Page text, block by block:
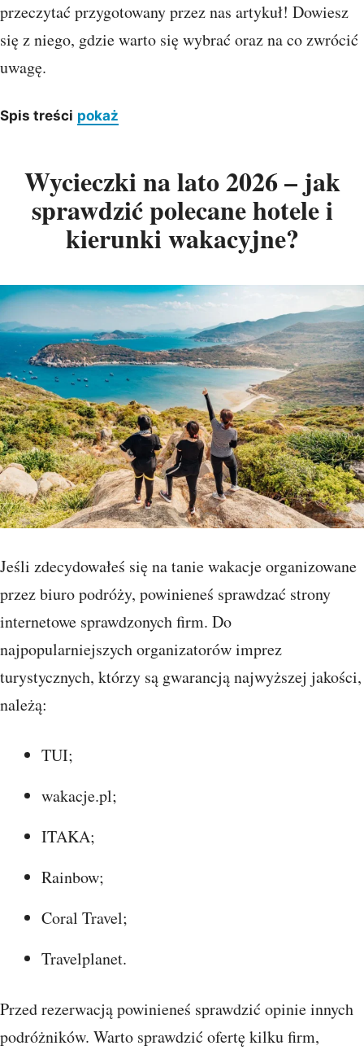
przeczytać przygotowany przez nas artykuł! Dowiesz
się z niego, gdzie warto się wybrać oraz na co zwrócić
uwagę.
Spis treści pokaż
Wycieczki na lato 2026 – jak
sprawdzić polecane hotele i
kierunki wakacyjne?
Jeśli zdecydowałeś się na tanie wakacje organizowane
przez biuro podróży, powinieneś sprawdzać strony
internetowe sprawdzonych firm. Do
najpopularniejszych organizatorów imprez
turystycznych, którzy są gwarancją najwyższej jakości,
należą:
TUI;
wakacje.pl;
ITAKA;
Rainbow;
Coral Travel;
Travelplanet.
Przed rezerwacją powinieneś sprawdzić opinie innych
podróżników. Warto sprawdzić ofertę kilku firm,